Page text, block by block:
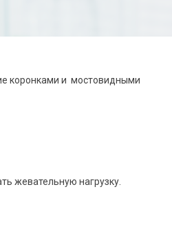
коронками и мостовидными
жевательную нагрузку.